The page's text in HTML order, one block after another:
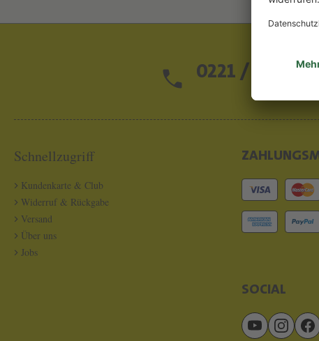
0221 / 13 97
Schnellzugriff
Kundenkarte & Club
Widerruf & Rückgabe
Versand
Über uns
Jobs
SOCIAL